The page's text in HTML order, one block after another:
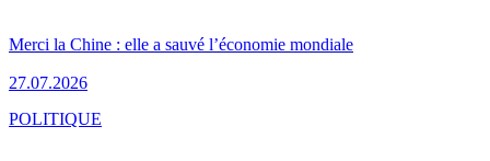
Merci la Chine : elle a sauvé l’économie mondiale
27.07.2026
POLITIQUE